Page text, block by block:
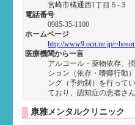
宮崎市橘通西1丁目５-３
電話番号
0985-35-1100
ホームページ
http://www9.ocn.ne.jp/
医療機関から一言
アルコール・薬物依存、
ション（依存・嗜癖行動
ング（予約制）を行って
ており、認知症の患者さ
康雅メンタルクリニック